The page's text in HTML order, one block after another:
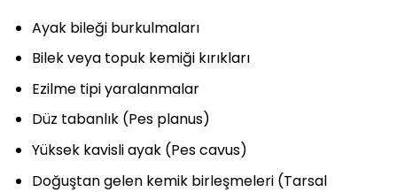
Ayak bileği burkulmaları
Bilek veya topuk kemiği kırıkları
Ezilme tipi yaralanmalar
Düz tabanlık (Pes planus)
Yüksek kavisli ayak (Pes cavus)
Doğuştan gelen kemik birleşmeleri (Tarsal